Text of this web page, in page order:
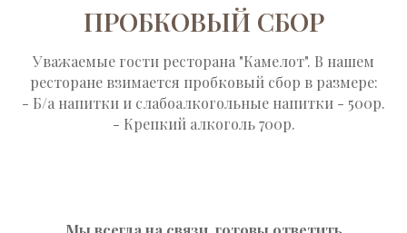
ПРОБКОВЫЙ СБОР
Уважаемые гости ресторана "Камелот". В нашем
ресторане взимается пробковый сбор в размере:
- Б/а напитки и слабоалкогольные напитки - 500р.
- Крепкий алкоголь 700р.